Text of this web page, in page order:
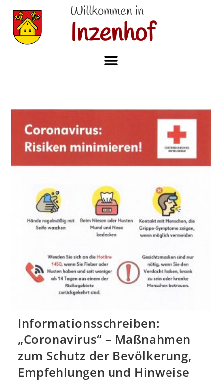
Willkommen in
Inzenhof
Informationsschreiben:
„Coronavirus“ – Maßnahmen
zum Schutz der Bevölkerung,
Empfehlungen und Hinweise